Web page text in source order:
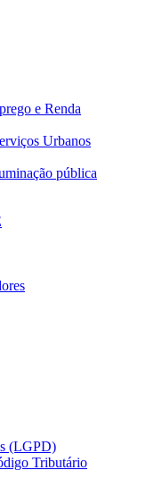
e Renda
Urbanos
pública
(LGPD)
Tributário